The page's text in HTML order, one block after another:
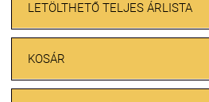
LETÖLTHETŐ TELJES ÁRLISTA
KOSÁR